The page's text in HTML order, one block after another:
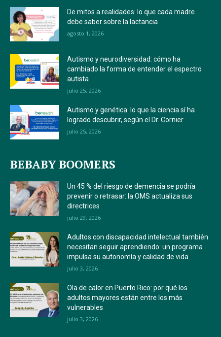
De mitos a realidades: lo que cada madre
debe saber sobre la lactancia
agosto 1, 2026
Autismo y neurodiversidad: cómo ha
cambiado la forma de entender el espectro
autista
julio 25, 2026
Autismo y genética: lo que la ciencia sí ha
logrado descubrir, según el Dr. Cornier
julio 25, 2026
BEBABY BOOMERS
Un 45 % del riesgo de demencia se podría
prevenir o retrasar: la OMS actualiza sus
directrices
julio 29, 2026
Adultos con discapacidad intelectual también
necesitan seguir aprendiendo: un programa
impulsa su autonomía y calidad de vida
julio 3, 2026
Ola de calor en Puerto Rico: por qué los
adultos mayores están entre los más
vulnerables
julio 3, 2026